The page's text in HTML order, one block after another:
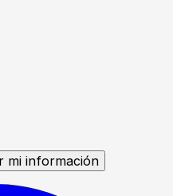
mi información